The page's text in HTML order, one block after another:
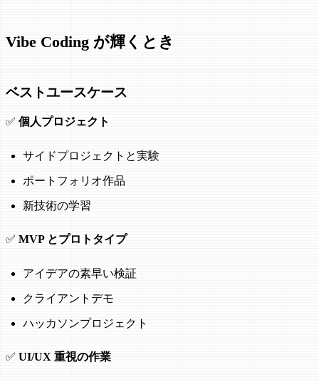
Vibe Coding が輝くとき
ベストユースケース
✅ 個人プロジェクト
サイドプロジェクトと実験
ポートフォリオ作品
新技術の学習
✅ MVP とプロトタイプ
アイデアの素早い検証
クライアントデモ
ハッカソンプロジェクト
✅ UI/UX 重視の作業